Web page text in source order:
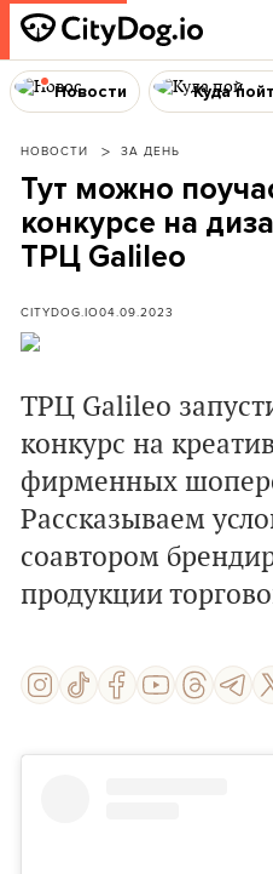
Новости Куда
НОВОСТИ ЗА ДЕНЬ
Тут можно
конкурсе на
ТРЦ Galileo
CITYDOG.IO04.09.2023
ТРЦ Galileo
конкурс на
фирменных
Рассказываем
соавтором
продукции